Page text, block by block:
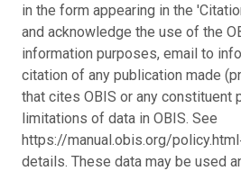
in the form appearing in the
and acknowledge the use of the
information purposes, email to
citation of any publication made
that cites OBIS or any constituent
limitations of data in OBIS. See
https://manual.obis.org/
details. These data may be used